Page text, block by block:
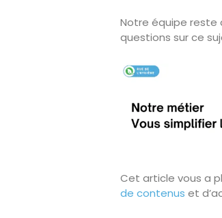
Notre équipe reste
questions sur ce
Cet article vous a
de contenus et